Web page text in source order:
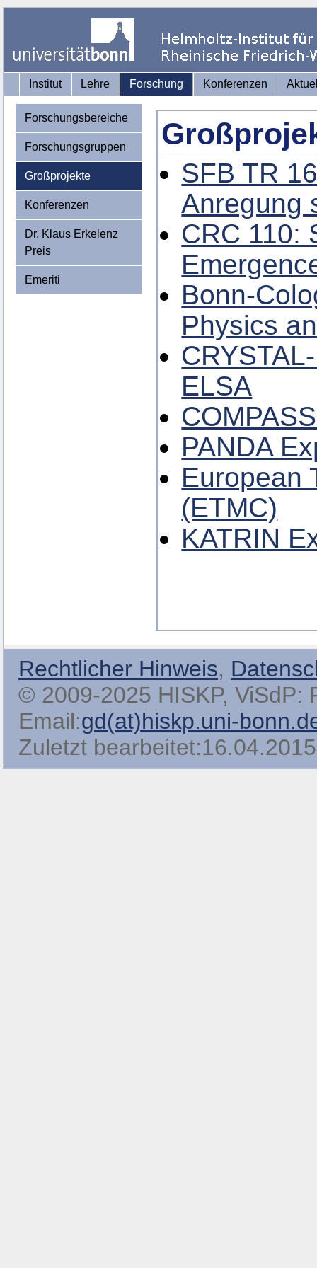
Institut Lehre Forschung Konferenzen
Forschungsbereiche
Forschungsgruppen
Großprojekte
Konferenzen
Dr. Klaus Erkelenz
Preis
Emeriti
SFB TR
Anregung
CRC 110:
Bonn-
Physics
ELSA
PANDA
European
(ETMC)
KATRIN
Rechtlicher Hinweis,
© 2009-2025 HISKP, ViSdP:
Email:gd(at)hiskp.uni-
Zuletzt